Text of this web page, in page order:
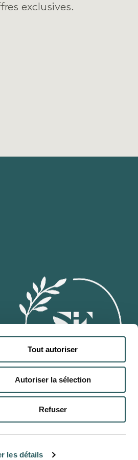
les détails
Tout autoriser
Autoriser la sélection
Refuser
exclusives.